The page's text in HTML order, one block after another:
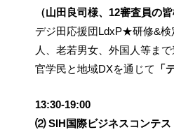
（山田良司様、12審査員の
デジ田応援団LdxP★研修&検
人、老若男女、外国人等まで
官学民と地域DXを通じて
「
13:30-19:00
⑵ SIH国際ビジネスコンテス